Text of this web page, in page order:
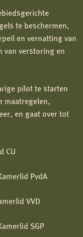
te beschermen,
en vernatting van
van verstoring en
pilot te starten
maatregelen,
en gaat over tot
CU
PvdA
VVD
SGP